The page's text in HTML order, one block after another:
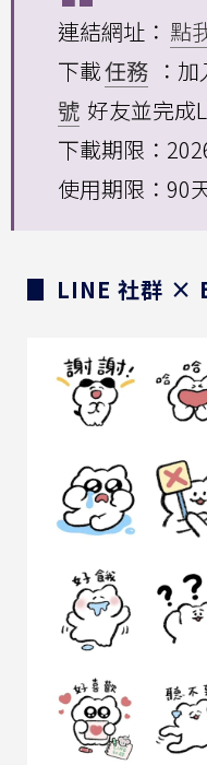
連結網址： 點
下載任務 ：
號 好友並完成
下載期限：
使用期限：90
▊ LINE 社群 ×